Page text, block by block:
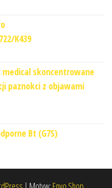
K439
medical skoncentrowane
paznokci z objawami
Bt (G7S)